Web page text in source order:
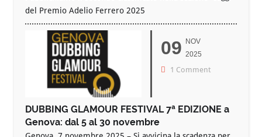
del Premio Adelio Ferrero 2025
09
NOV
2025
1 Comment
DUBBING GLAMOUR FESTIVAL 7ª EDIZIONE a
Genova: dal 5 al 30 novembre